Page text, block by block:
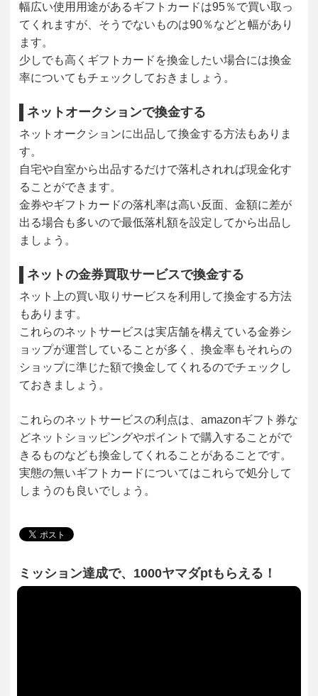
幅広い使用用途があるギフトカードは95％で買い取っ
てくれますが、そうでないものは90％などと幅があり
ます。
少しでも高くギフトカードを換金したい場合には換金
率についてもチェックしておきましょう。
ネットオークションで換金する
ネットオークションに出品して換金する方法もありま
す。
自宅や自室から出品するだけで落札されれば現金化す
ることができます。
金券やギフトカードの落札率は高い反面、金額に差が
出る場合も多いので最低落札額を設定してから出品し
ましょう。
ネットの金券買取サービスで換金する
ネット上の買い取りサービスを利用して換金する方法
もあります。
これらのネットサービスは実店舗を構えている金券シ
ョップが運営していることが多く、換金率もそれらの
ショップに準じた額で換金してくれるのでチェックし
ておきましょう。
これらのネットサービスの利点は、amazonギフト券な
どネットショッピングやポイントで購入することがで
きるものなども換金してくれることがあることです。
実態の無いギフトカードについてはこれらで処分して
しまうのも良いでしょう。
ミッション達成で、1000ヤマダptもらえる！